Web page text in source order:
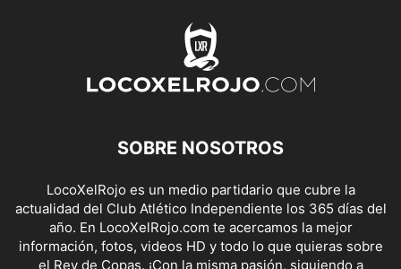
SOBRE NOSOTROS
LocoXelRojo es un medio partidario que cubre la
actualidad del Club Atlético Independiente los 365 días del
año. En LocoXelRojo.com te acercamos la mejor
información, fotos, videos HD y todo lo que quieras sobre
el Rey de Copas. ¡Con la misma pasión, siguiendo a